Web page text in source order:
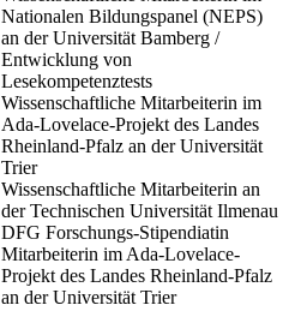
Nationalen Bildungspanel (NEPS)
an der Universität Bamberg /
Entwicklung von
Lesekompetenztests
Wissenschaftliche Mitarbeiterin im
Ada-Lovelace-Projekt des Landes
Rheinland-Pfalz an der Universität
Trier
Wissenschaftliche Mitarbeiterin an
der Technischen Universität Ilmenau
DFG Forschungs-Stipendiatin
Mitarbeiterin im Ada-Lovelace-
Projekt des Landes Rheinland-Pfalz
an der Universität Trier